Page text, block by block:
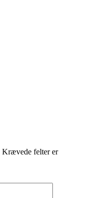
Krævede felter er